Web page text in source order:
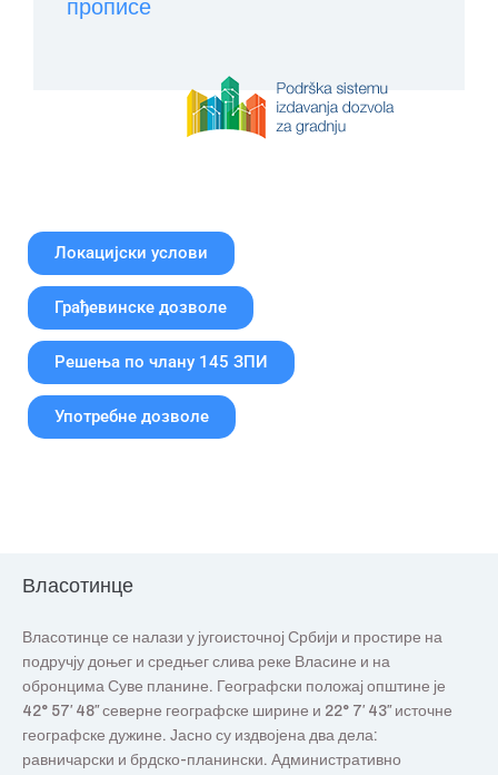
прописе
Локацијски услови
Грађевинске дозволе
Решења по члану 145 ЗПИ
Употребне дозволе
Власотинце
Власотинце се налази у југоисточној Србији и простире на
подручју доњег и средњег слива реке Власине и на
обронцима Суве планине. Географски положај општине је
42° 57′ 48″ северне географске ширине и 22° 7′ 43″ источне
географске дужине. Јасно су издвојена два дела:
равничарски и брдско-планински. Административно